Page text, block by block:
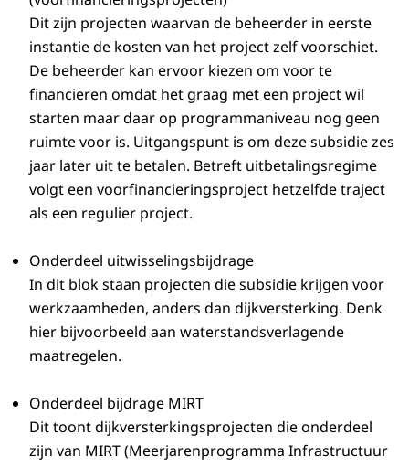
Dit zijn projecten waarvan de beheerder in eerste
instantie de kosten van het project zelf voorschiet.
De beheerder kan ervoor kiezen om voor te
financieren omdat het graag met een project wil
starten maar daar op programmaniveau nog geen
ruimte voor is. Uitgangspunt is om deze subsidie zes
jaar later uit te betalen. Betreft uitbetalingsregime
volgt een voorfinancieringsproject hetzelfde traject
als een regulier project.
Onderdeel uitwisselingsbijdrage
In dit blok staan projecten die subsidie krijgen voor
werkzaamheden, anders dan dijkversterking. Denk
hier bijvoorbeeld aan waterstandsverlagende
maatregelen.
Onderdeel bijdrage MIRT
Dit toont dijkversterkingsprojecten die onderdeel
zijn van MIRT (Meerjarenprogramma Infrastructuur